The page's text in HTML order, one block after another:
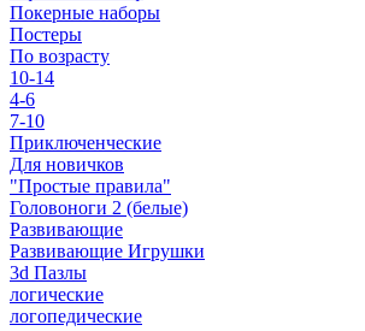
Покерные наборы
Постеры
По возрасту
10-14
4-6
7-10
Приключенческие
Для новичков
"Простые правила"
Головоноги 2 (белые)
Развивающие
Развивающие Игрушки
3d Пазлы
логические
логопедические